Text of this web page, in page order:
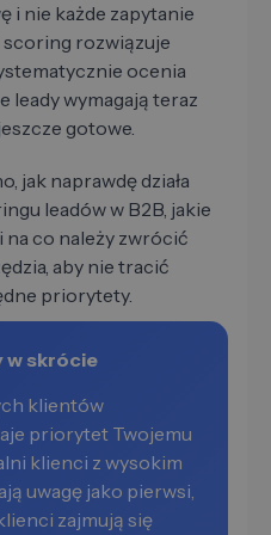
i nie każde zapytanie
scoring rozwiązuje
ocenia
wymagają teraz
gotowe.
jak naprawdę działa
leadów w B2B, jakie
co należy zwrócić
aby nie tracić
priorytety.
w skrócie
klientów
priorytet Twojemu
klienci z wysokim
uwagę jako pierwsi,
zajmują się